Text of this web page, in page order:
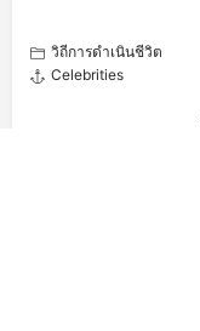
วิถีการดำเนินชีวิต
Celebrities